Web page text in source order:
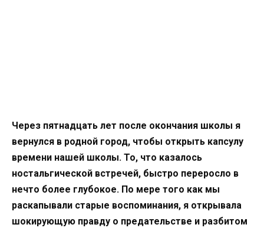
Через пятнадцать лет после окончания школы я
вернулся в родной город, чтобы открыть капсулу
времени нашей школы. То, что казалось
ностальгической встречей, быстро переросло в
нечто более глубокое. По мере того как мы
раскапывали старые воспоминания, я открывала
шокирующую правду о предательстве и разбитом